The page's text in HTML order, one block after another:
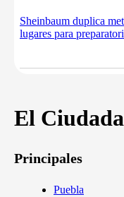
Sheinbaum duplica
lugares para
El
Principales
Puebla